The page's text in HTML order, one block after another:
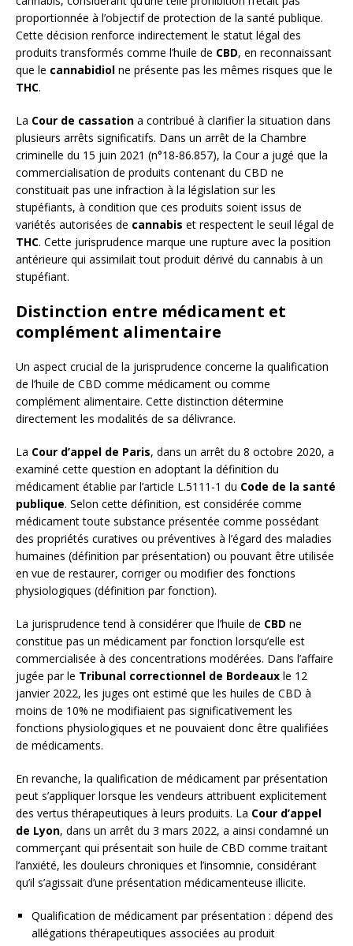
proportionnée à l’objectif de protection de la santé publique.
Cette décision renforce indirectement le statut légal des
produits transformés comme l’huile de CBD, en reconnaissant
que le cannabidiol ne présente pas les mêmes risques que le
THC.
La Cour de cassation a contribué à clarifier la situation dans
plusieurs arrêts significatifs. Dans un arrêt de la Chambre
criminelle du 15 juin 2021 (n°18-86.857), la Cour a jugé que la
commercialisation de produits contenant du CBD ne
constituait pas une infraction à la législation sur les
stupéfiants, à condition que ces produits soient issus de
variétés autorisées de cannabis et respectent le seuil légal de
THC. Cette jurisprudence marque une rupture avec la position
antérieure qui assimilait tout produit dérivé du cannabis à un
stupéfiant.
Distinction entre médicament et
complément alimentaire
Un aspect crucial de la jurisprudence concerne la qualification
de l’huile de CBD comme médicament ou comme
complément alimentaire. Cette distinction détermine
directement les modalités de sa délivrance.
La Cour d’appel de Paris, dans un arrêt du 8 octobre 2020, a
examiné cette question en adoptant la définition du
médicament établie par l’article L.5111-1 du Code de la santé
publique. Selon cette définition, est considérée comme
médicament toute substance présentée comme possédant
des propriétés curatives ou préventives à l’égard des maladies
humaines (définition par présentation) ou pouvant être utilisée
en vue de restaurer, corriger ou modifier des fonctions
physiologiques (définition par fonction).
La jurisprudence tend à considérer que l’huile de CBD ne
constitue pas un médicament par fonction lorsqu’elle est
commercialisée à des concentrations modérées. Dans l’affaire
jugée par le Tribunal correctionnel de Bordeaux le 12
janvier 2022, les juges ont estimé que les huiles de CBD à
moins de 10% ne modifiaient pas significativement les
fonctions physiologiques et ne pouvaient donc être qualifiées
de médicaments.
En revanche, la qualification de médicament par présentation
peut s’appliquer lorsque les vendeurs attribuent explicitement
des vertus thérapeutiques à leurs produits. La Cour d’appel
de Lyon, dans un arrêt du 3 mars 2022, a ainsi condamné un
commerçant qui présentait son huile de CBD comme traitant
l’anxiété, les douleurs chroniques et l’insomnie, considérant
qu’il s’agissait d’une présentation médicamenteuse illicite.
Qualification de médicament par présentation : dépend des
allégations thérapeutiques associées au produit